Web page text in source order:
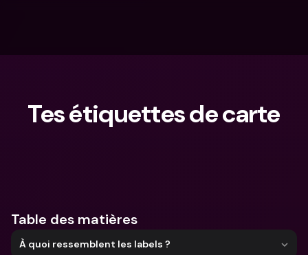
Tes étiquettes de carte
Table des matières
À quoi ressemblent les labels ?